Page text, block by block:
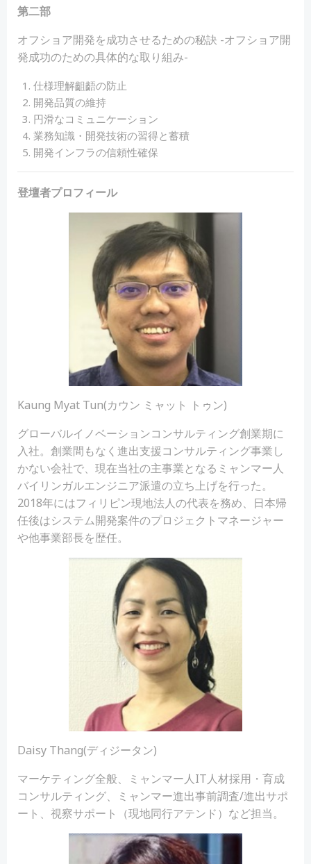
第二部
オフショア開発を成功させるための秘訣 -オフショア開
発成功のための具体的な取り組み-
仕様理解齟齬の防止
開発品質の維持
円滑なコミュニケーション
業務知識・開発技術の習得と蓄積
開発インフラの信頼性確保
登壇者プロフィール
Kaung Myat Tun(カウン ミャット トゥン)
グローバルイノベーションコンサルティング創業期に
入社。創業間もなく進出支援コンサルティング事業し
かない会社で、現在当社の主事業となるミャンマー人
バイリンガルエンジニア派遣の立ち上げを行った。
2018年にはフィリピン現地法人の代表を務め、日本帰
任後はシステム開発案件のプロジェクトマネージャー
や他事業部長を歴任。
Daisy Thang(ディジータン)
マーケティング全般、ミャンマー人IT人材採用・育成
コンサルティング、ミャンマー進出事前調査/進出サポ
ート、視察サポート（現地同行アテンド）など担当。